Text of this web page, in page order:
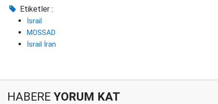
Etiketler :
İsrail
MOSSAD
İsrail İran
HABERE YORUM KAT